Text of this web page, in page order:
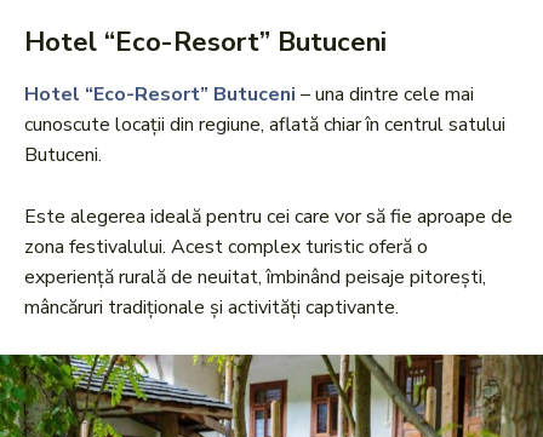
Hotel “Eco-Resort” Butuceni
Hotel “Eco-Resort” Butuceni – una dintre cele mai
cunoscute locații din regiune, aflată chiar în centrul satului
Butuceni.
Este alegerea ideală pentru cei care vor să fie aproape de
zona festivalului. Acest complex turistic oferă o
experiență rurală de neuitat, îmbinând peisaje pitorești,
mâncăruri tradiționale și activități captivante.